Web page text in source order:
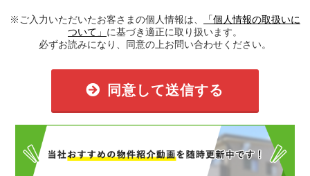
※ご入力いただいたお客さまの個人情報は、
「個人情報の取扱いに
ついて」 に基づき適正に取り扱います。
必ずお読みになり、同意の上お問い合わせください。
同意して送信する